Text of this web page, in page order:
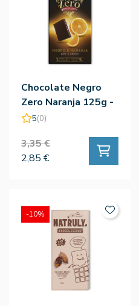
Chocolate Negro
Zero Naranja 125g -
Torras
5(0)
3,35 €
2,85 €
-10%